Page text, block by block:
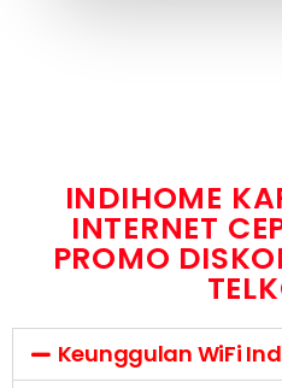
INDIHOME
INTERNET
PROMO
Keunggulan WiFi